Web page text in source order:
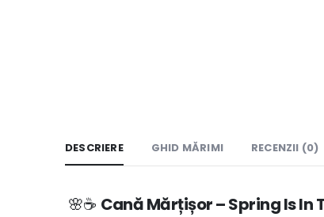
DESCRIERE GHID MĂRIMI RECENZII (0)
🌸☕ Cană Mărțișor – Spring Is